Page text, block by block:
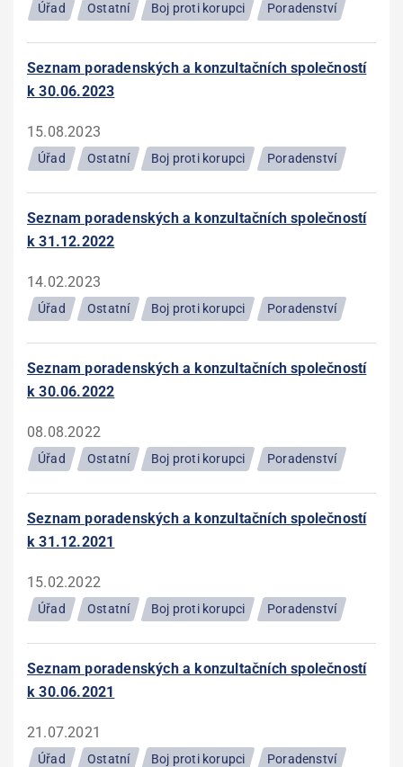
Úřad Ostatní Boj proti korupci Poradenství
Seznam poradenských a konzultačních společností
k 30.06.2023
15.08.2023
Úřad Ostatní Boj proti korupci Poradenství
Seznam poradenských a konzultačních společností
k 31.12.2022
14.02.2023
Úřad Ostatní Boj proti korupci Poradenství
Seznam poradenských a konzultačních společností
k 30.06.2022
08.08.2022
Úřad Ostatní Boj proti korupci Poradenství
Seznam poradenských a konzultačních společností
k 31.12.2021
15.02.2022
Úřad Ostatní Boj proti korupci Poradenství
Seznam poradenských a konzultačních společností
k 30.06.2021
21.07.2021
Úřad Ostatní Boj proti korupci Poradenství